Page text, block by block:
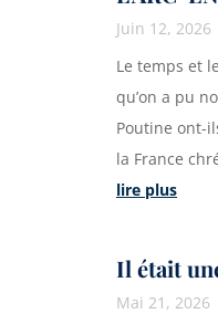
Juin 12, 2026
Le temps et
qu’on a pu
Poutine ont-
la France
lire plus
Il était
Mai 21, 2026